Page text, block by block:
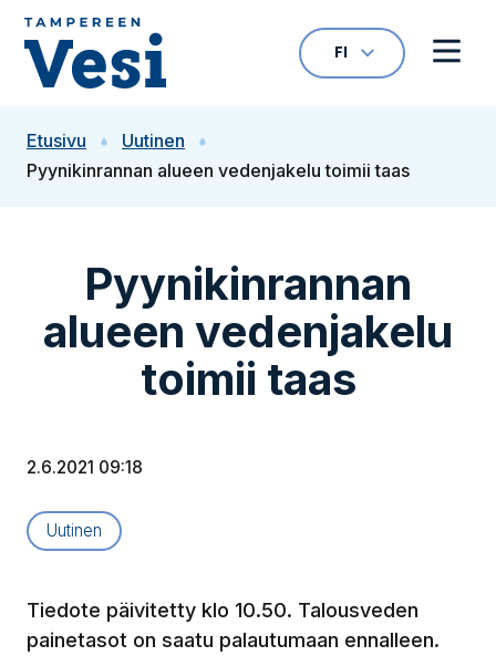
Siirry sisältöön
VALITTU KIELI:
FI
Avaa
Etusivu
Uutinen
Pyynikinrannan alueen vedenjakelu toimii taas
Pyynikinrannan
alueen vedenjakelu
toimii taas
2.6.2021 09:18
Artikkelityyppi:
Uutinen
Tiedote päivitetty klo 10.50. Talousveden
painetasot on saatu palautumaan ennalleen.